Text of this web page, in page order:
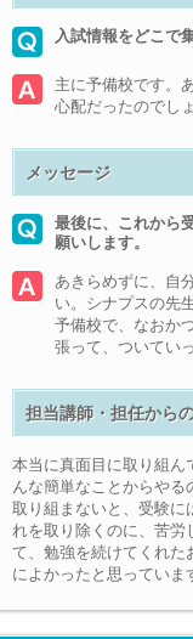
入試情報をどこで
主に予備校です。
心配だったのでし
メッセージ
最後に、これから
願いします。
あきらめずに、自
い。シナプスの先
予備校で、なおか
張って、ついてい
担当講師・担任から
本当に真面目に取り組ん
んな簡単なことからやる
取り組まないと、受験に
れを取り除くのに、苦労
て、勉強を続けてくれた
によかったと思っていま